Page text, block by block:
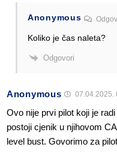
Anonymous
Koliko je čas naleta?
Odgovori
Anonymous 07.04.2025.
Ovo nije prvi pilot koji je
postoji cjenik u njihovom
level bust. Govorimo za